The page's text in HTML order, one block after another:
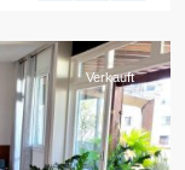
Verkauft